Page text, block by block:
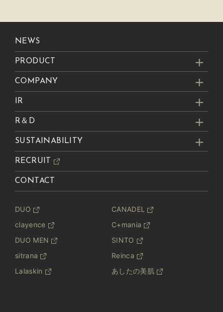
NEWS
PRODUCT
COMPANY
IR
R＆D
SUSTAINABILITY
RECRUIT
CONTACT
DUO
CANADEL
clayence
C+mania
DUO MEN
SINTO
sitrana
Reinca
Lalaskin
あしたの美肌